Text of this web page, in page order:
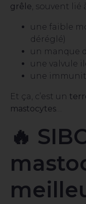
grêle, souvent lié
une faible
déréglé)
un manque
une valvule
une
Et ça, c’est un
mastocytes…
🔥